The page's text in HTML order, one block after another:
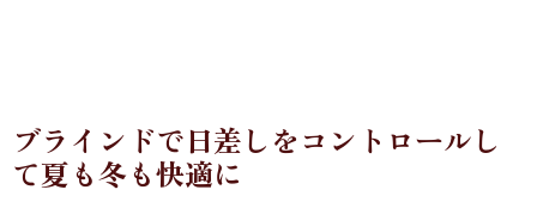
ブラインドで日差しをコントロールし
て夏も冬も快適に